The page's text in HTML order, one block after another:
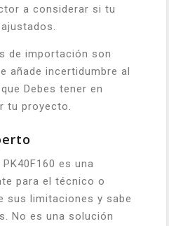
a considerar si tu
de importación son
añade incertidumbre al
Debes tener en
tu proyecto.
es una
para el técnico o
sus limitaciones y sabe
No es una solución